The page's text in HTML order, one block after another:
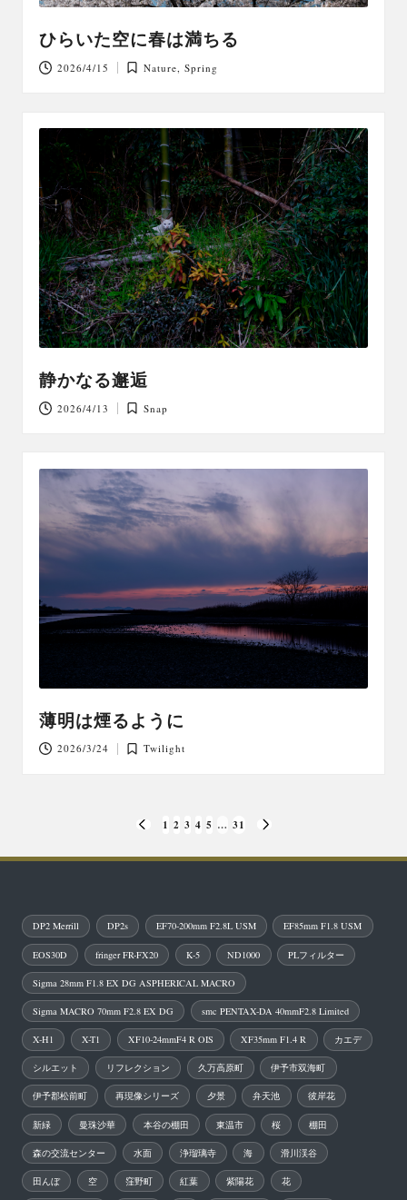
ひらいた空に春は満ちる
2026/4/15
Posted
Nature ,Spring
静かなる邂逅
2026/4/13
Posted
Snap
薄明は煙るように
2026/3/24
Posted
Twilight
稿
ペ
ー
ジ
送
り
PREVIOUS
1 2 3 4 5 … 31
DP2 Merrill DP2s EF70-200mm F2.8L USM EF85mm F1.8 USM
EOS30D fringer FR-FX20 K-5 ND1000 PLフィルター
Sigma 28mm F1.8 EX DG ASPHERICAL MACRO
Sigma MACRO 70mm F2.8 EX DG smc PENTAX-DA 40mmF2.8 Limited
X-H1 X-T1 XF10-24mmF4 R OIS XF35mm F1.4 R カエデ
シルエット リフレクション 久万高原町 伊予市双海町
伊予郡松前町 再現像シリーズ 夕景 弁天池 彼岸花
新緑 曼珠沙華 本谷の棚田 東温市 桜 棚田
森の交流センター 水面 浄瑠璃寺 海 滑川渓谷
田んぼ 空 窪野町 紅葉 紫陽花 花